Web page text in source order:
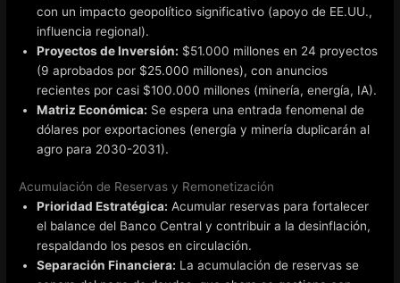
con un impacto geopolítico significativo (apoyo de EE.UU.,
influencia regional).
Proyectos de Inversión: $51.000 millones en 24 proyectos
(9 aprobados por $25.000 millones), con anuncios
recientes por casi $100.000 millones (minería, energía, IA).
Matriz Económica: Se espera una entrada fenomenal de
dólares por exportaciones (energía y minería duplicarán al
agro para 2030-2031).
Acumulación de Reservas y Remonetización
Prioridad Estratégica: Acumular reservas para fortalecer
el balance del Banco Central y contribuir a la desinflación,
respaldando los pesos en circulación.
Separación Financiera: La acumulación de reservas se